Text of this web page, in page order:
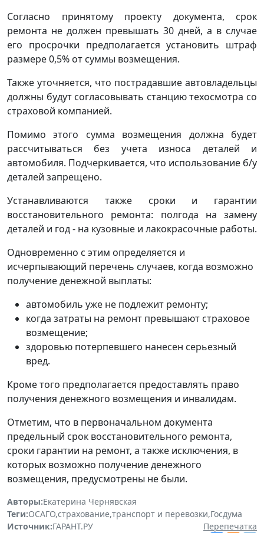
Согласно принятому проекту документа, срок
ремонта не должен превышать 30 дней, а в случае
его просрочки предполагается установить штраф
размере 0,5% от суммы возмещения.
Также уточняется, что пострадавшие автовладельцы
должны будут согласовывать станцию техосмотра со
страховой компанией.
Помимо этого сумма возмещения должна будет
рассчитываться без учета износа деталей и
автомобиля. Подчеркивается, что использование б/у
деталей запрещено.
Устанавливаются также сроки и гарантии
восстановительного ремонта: полгода на замену
деталей и год - на кузовные и лакокрасочные работы.
Одновременно с этим определяется и
исчерпывающий перечень случаев, когда возможно
получение денежной выплаты:
автомобиль уже не подлежит ремонту;
когда затраты на ремонт превышают страховое
возмещение;
здоровью потерпевшего нанесен серьезный
вред.
Кроме того предполагается предоставлять право
получения денежного возмещения и инвалидам.
Отметим, что в первоначальном документа
предельный срок восстановительного ремонта,
сроки гарантии на ремонт, а также исключения, в
которых возможно получение денежного
возмещения, предусмотрены не были.
Авторы:Екатерина Чернявская
Теги:ОСАГО,страхование,транспорт и перевозки,Госдума
Источник:ГАРАНТ.РУ
Перепечатка